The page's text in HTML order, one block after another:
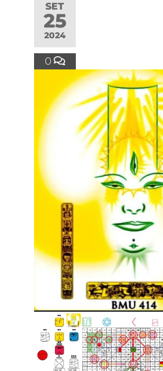
SET
25
2024
0